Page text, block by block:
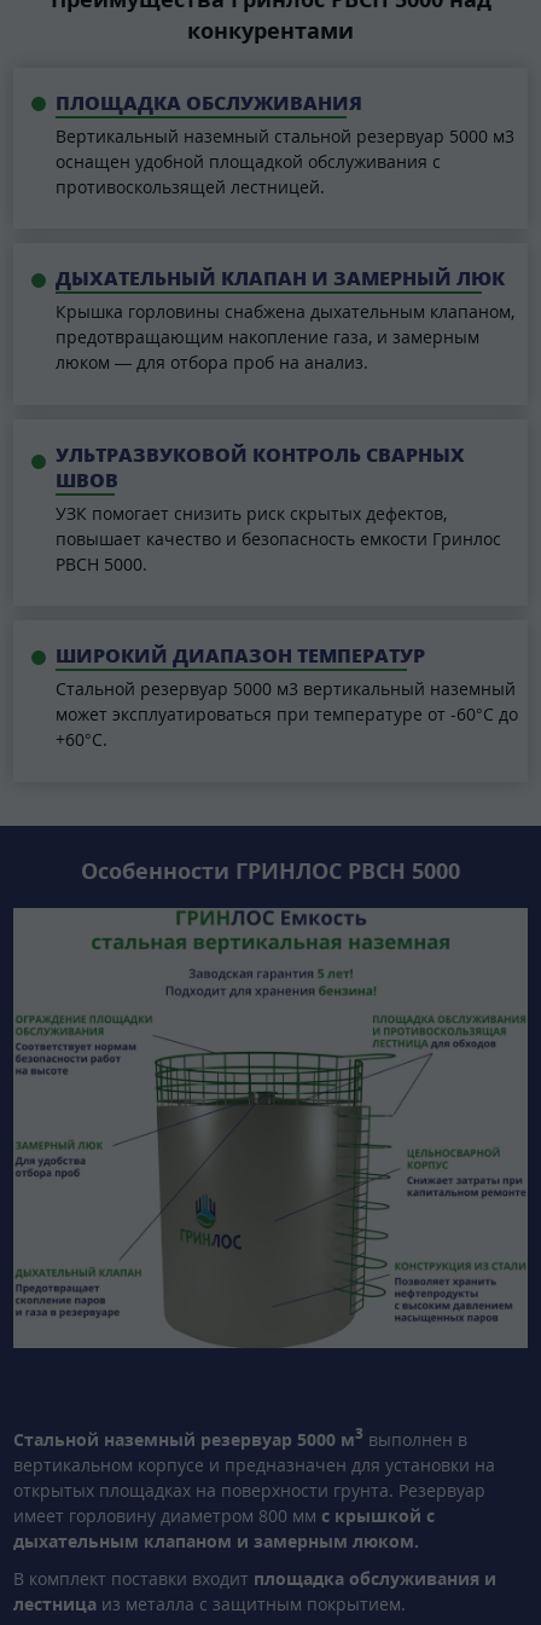
конкурентами
ПЛОЩАДКА ОБСЛУЖИВАНИЯ
Вертикальный наземный стальной резервуар 5000 м3
оснащен удобной площадкой обслуживания с
противоскользящей лестницей.
ДЫХАТЕЛЬНЫЙ КЛАПАН И ЗАМЕРНЫЙ ЛЮК
Крышка горловины снабжена дыхательным клапаном,
предотвращающим накопление газа, и замерным
люком — для отбора проб на анализ.
УЛЬТРАЗВУКОВОЙ КОНТРОЛЬ СВАРНЫХ
ШВОВ
УЗК помогает снизить риск скрытых дефектов,
повышает качество и безопасность емкости Гринлос
РВСН 5000.
ШИРОКИЙ ДИАПАЗОН ТЕМПЕРАТУР
Стальной резервуар 5000 м3 вертикальный наземный
может эксплуатироваться при температуре от -60°C до
+60°C.
Особенности ГРИНЛОС РВСН 5000
Стальной наземный резервуар 5000 м3 выполнен в
вертикальном корпусе и предназначен для установки на
открытых площадках на поверхности грунта. Резервуар
имеет горловину диаметром 800 мм с крышкой с
дыхательным клапаном и замерным люком.
В комплект поставки входит площадка обслуживания и
лестница из металла с защитным покрытием.